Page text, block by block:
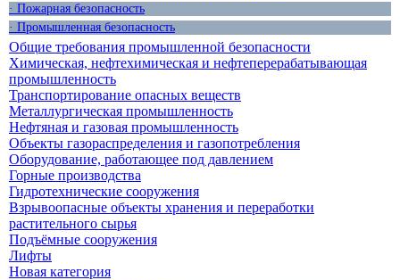
· Пожарная безопасность
· Промышленная безопасность
Общие требования промышленной безопасности
Химическая, нефтехимическая и нефтеперерабатывающая
промышленность
Транспортирование опасных веществ
Металлургическая промышленность
Нефтяная и газовая промышленность
Объекты газораспределения и газопотребления
Оборудование, работающее под давлением
Горные производства
Гидротехнические сооружения
Взрывоопасные объекты хранения и переработки
растительного сырья
Подъёмные сооружения
Лифты
Новая категория